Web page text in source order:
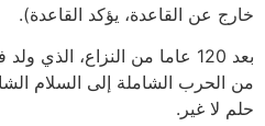
خارج عن القاعدة، يؤكد القاعدة).
بعد 120 عاما من النزاع،
من الحرب الشاملة إلى السلام
حلم لا غير.